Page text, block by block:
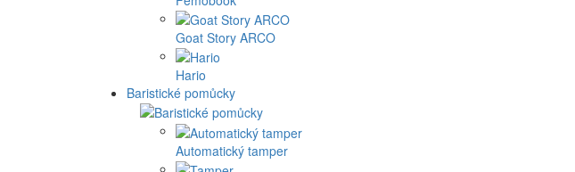
Goat Story ARCO
Hario
Baristické pomůcky
Automatický tamper